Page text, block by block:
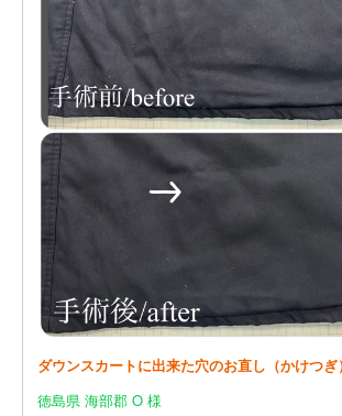
ダウンスカートに出来た穴のお直し（かけつぎ）
徳島県 海部郡 O 様